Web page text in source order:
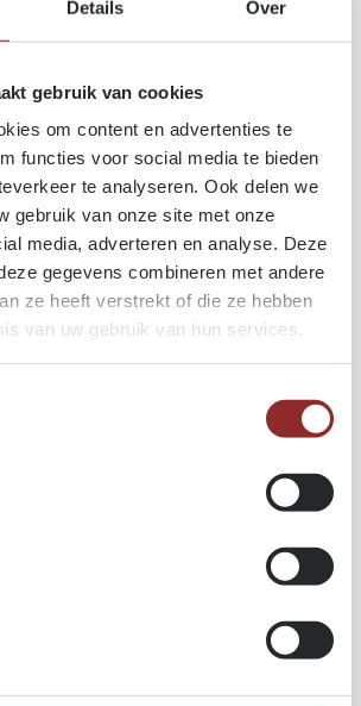
Details Over
gebruik van cookies
om content en advertenties te
functies voor social media te bieden
te analyseren. Ook delen we
gebruik van onze site met onze
media, adverteren en analyse. Deze
gegevens combineren met andere
ze heeft verstrekt of die ze hebben
van uw gebruik van hun services.
sa bonne capacité mécanique
de mise en œuvre, l’épicéa est idéal
panneaux et éléments structurels
à ossature bois.
TECHNIQUES
(ISPM15) :
conforme à la norme ISPM15,